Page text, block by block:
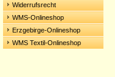
Widerrufsrecht
WMS-Onlineshop
Erzgebirge-Onlineshop
WMS Textil-Onlineshop